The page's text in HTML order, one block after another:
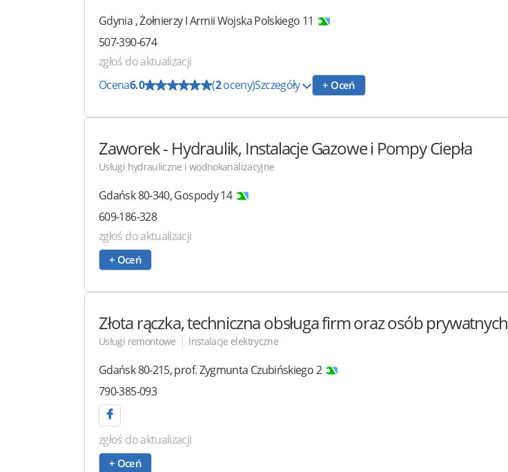
Gdynia ,Żołnierzy I Armii Wojska Polskiego 11
507-390-674
zgłoś do aktualizacji
Ocena6.0 (2oceny)Szczegóły + Oceń
Zaworek- Hydraulik, Instalacje Gazowe i Pompy Ciepła
Usługi hydrauliczne i wodnokanalizacyjne
Gdańsk80-340,Gospody 14
609-186-328
zgłoś do aktualizacji
+ Oceń
Złota rączka, techniczna obsługa firmoraz osób prywatnych
Usługi remontowe | Instalacje elektryczne
Gdańsk80-215,prof. Zygmunta Czubińskiego 2
790-385-093
zgłoś do aktualizacji
+ Oceń